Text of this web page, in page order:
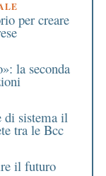
per creare
la seconda
di sistema il
tra le Bcc
il futuro